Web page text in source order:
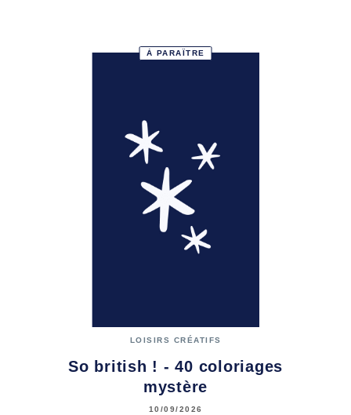
À PARAÎTRE
LOISIRS CRÉATIFS
So british ! - 40 coloriages
mystère
10/09/2026